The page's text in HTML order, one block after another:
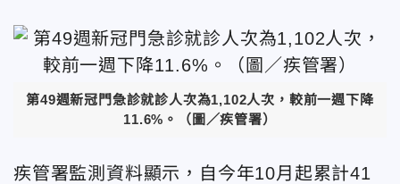
第49週新冠門急診就診人次為1,102人次，較前一週下降
11.6%。（圖／疾管署）
疾管署監測資料顯示，自今年10月起累計41